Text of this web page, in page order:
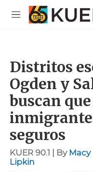
Skip to main content
M
Distritos
Ogden y
buscan
seguros
KUER 90.1 | By Macy
Lipkin